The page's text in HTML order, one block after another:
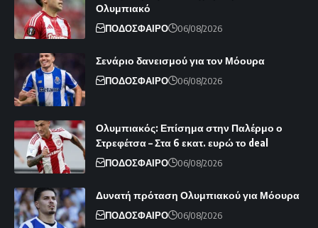
Ολυμπιακό
ΠΟΔΟΣΦΑΙΡΟ 06/08/2026
Σενάριο δανεισμού για τον Μόουρα
ΠΟΔΟΣΦΑΙΡΟ 06/08/2026
Ολυμπιακός: Επίσημα στην Παλέρμο ο
Στρεφέτσα – Στα 6 εκατ. ευρώ το deal
ΠΟΔΟΣΦΑΙΡΟ 06/08/2026
Δυνατή πρόταση Ολυμπιακού για Μόουρα
ΠΟΔΟΣΦΑΙΡΟ 06/08/2026